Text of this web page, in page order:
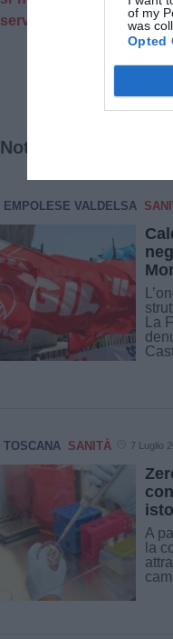
of my
was
Opted
servizi-vari/12723-punti-
Notizie correlate
EMPOLESE VALDELSA
La
TOSCANA SANITÀ 7 Luglio
A
la